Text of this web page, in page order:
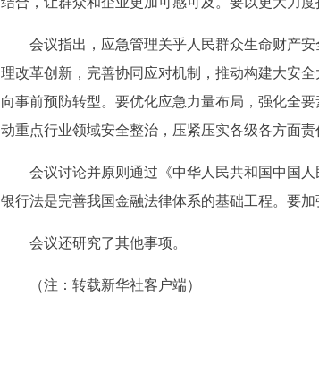
会议指出，应急管理关乎人民群众生命财产安
理改革创新，完善协同应对机制，推动构建大安
向事前预防转型。要优化应急力量布局，强化全
动重点行业领域安全整治，压紧压实各级各方面
会议讨论并原则通过《中华人民共和国中国人
银行法是完善我国金融法律体系的基础工程。要
会议还研究了其他事项。
（注：转载新华社客户端）